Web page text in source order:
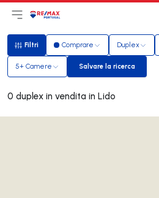
Apri il menu principale
LogoVai alla homepage
Filtri
Filtri Comprare Duplex
5+ Camere Salvare la ricerca
Salvare la ricerca
0 duplex in vendita in Lido